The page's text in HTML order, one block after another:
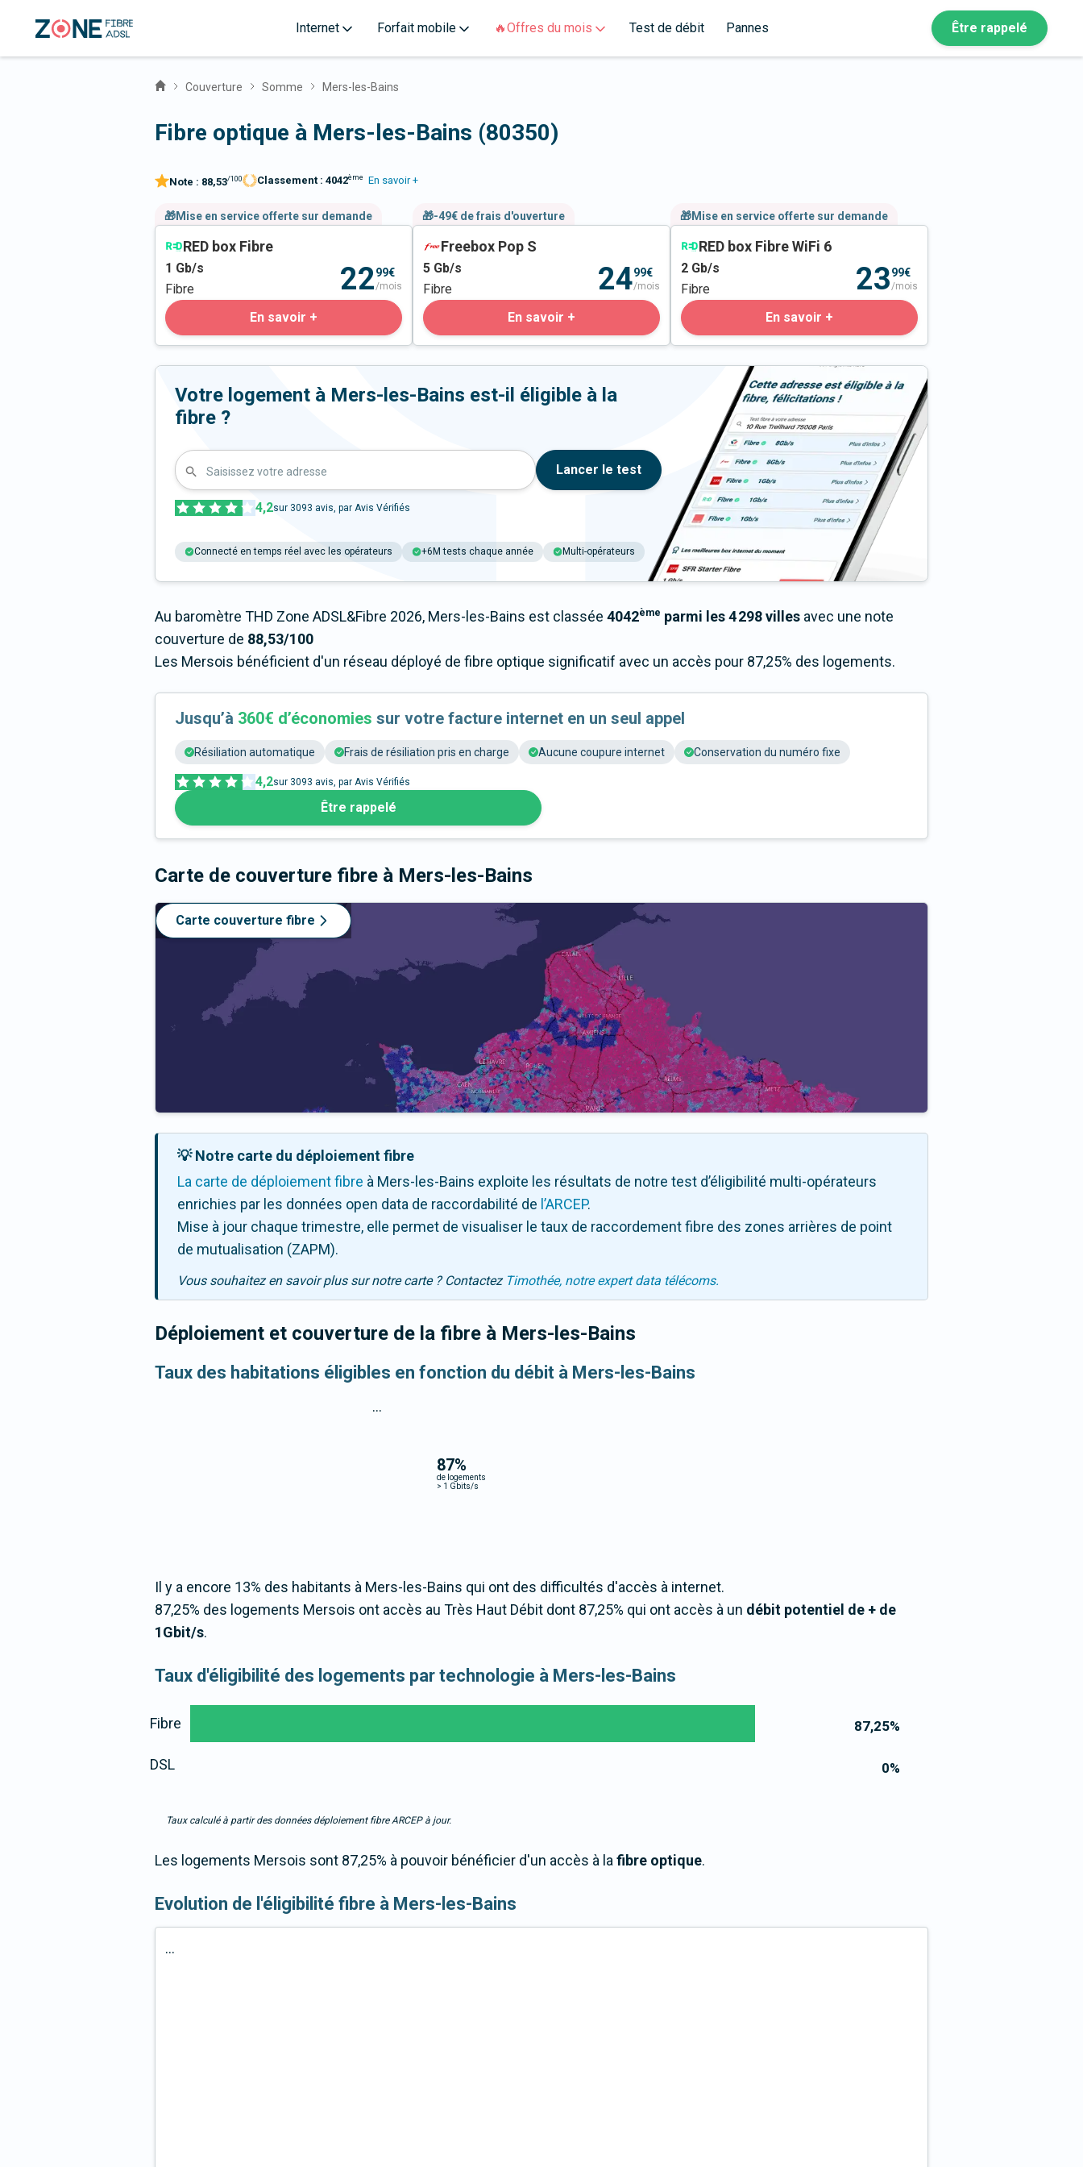
Internet Forfait mobile 🔥Offres du mois Test de débit Pannes Être rappelé
Couverture Somme Mers-les-Bains
Fibre optique à Mers-les-Bains (80350)
Note : 88,53/100 Classement : 4042ème En savoir +
🎁Mise en service offerte sur demande
RED box Fibre
1 Gb/s
Fibre
2299€
/mois
En savoir +
🎁-49€ de frais d'ouverture
Freebox Pop S
5 Gb/s
Fibre
2499€
/mois
En savoir +
🎁Mise en service offerte sur demande
RED box Fibre WiFi 6
2 Gb/s
Fibre
2399€
/mois
En savoir +
Votre logement à Mers-les-Bains est-il éligible à la
fibre ?
Saisissez votre adresse Lancer le test
4,2sur 3093 avis, par Avis Vérifiés
Connecté en temps réel avec les opérateurs +6M tests chaque année Multi-opérateurs
Au baromètre THD Zone ADSL&Fibre 2026, Mers-les-Bains est classée 4042ème parmi les 4 298 villes avec une note
couverture de 88,53/100
Les Mersois bénéficient d'un réseau déployé de fibre optique significatif avec un accès pour 87,25% des logements.
Jusqu’à 360€ d’économies sur votre facture internet en un seul appel
Résiliation automatique Frais de résiliation pris en charge Aucune coupure internet Conservation du numéro fixe
4,2sur 3093 avis, par Avis Vérifiés
Être rappelé
Carte de couverture fibre à Mers-les-Bains
Carte couverture fibre
💡 Notre carte du déploiement fibre
La carte de déploiement fibre à Mers-les-Bains exploite les résultats de notre test d’éligibilité multi-opérateurs
enrichies par les données open data de raccordabilité de l’ARCEP.
Mise à jour chaque trimestre, elle permet de visualiser le taux de raccordement fibre des zones arrières de point
de mutualisation (ZAPM).
Vous souhaitez en savoir plus sur notre carte ? Contactez Timothée, notre expert data télécoms.
Déploiement et couverture de la fibre à Mers-les-Bains
Taux des habitations éligibles en fonction du débit à Mers-les-Bains
87%
de logements
> 1 Gbits/s
...
Il y a encore 13% des habitants à Mers-les-Bains qui ont des difficultés d'accès à internet.
87,25% des logements Mersois ont accès au Très Haut Débit dont 87,25% qui ont accès à un débit potentiel de + de
1Gbit/s.
Taux d'éligibilité des logements par technologie à Mers-les-Bains
87,25%
0%
Fibre
DSL
Taux calculé à partir des données déploiement fibre ARCEP à jour.
Les logements Mersois sont 87,25% à pouvoir bénéficier d'un accès à lafibre optique.
Evolution de l'éligibilité fibre à Mers-les-Bains
...